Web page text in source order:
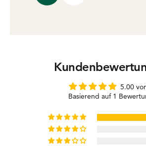
5.00
Basierend auf 1